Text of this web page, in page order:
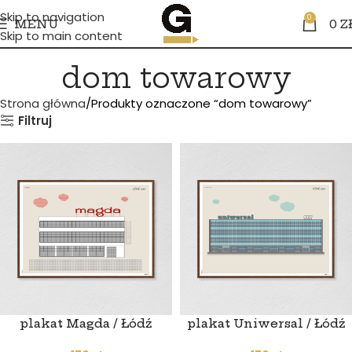
Skip to navigation
Skip to main content
MENU 0 0
dom towarowy
Strona główna Produkty oznaczone “dom towarowy”
Filtruj
plakat Magda / Łódź plakat Uniwersal / Łódź